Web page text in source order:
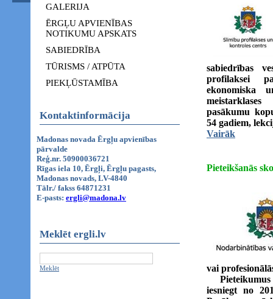
GALERIJA
ĒRGĻU APVIENĪBAS
NOTIKUMU APSKATS
SABIEDRĪBA
TŪRISMS / ATPŪTA
PIEKĻŪSTAMĪBA
Kontaktinformācija
Madonas novada Ērgļu apvienības
pārvalde
Reģ.nr. 50900036721
Rīgas iela 10, Ērgļi, Ērgļu pagasts,
Madonas novads, LV-4840
Tālr./ fakss 64871231
E-pasts: ergli@madona.lv
Meklēt ergli.lv
Meklēt
sabiedrības
profilaksei
ekonomiska
pasākumu
54 gadiem,
Vairāk
Pieteikšanās
vai
iesniegt no